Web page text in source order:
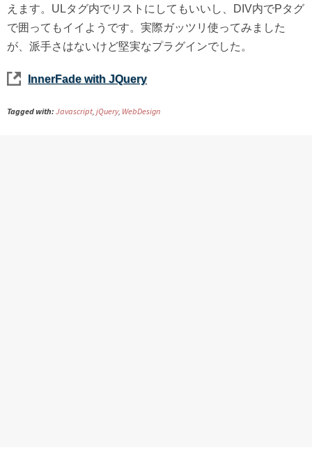
えます。ULタグ内でリストにしてもいいし、DIV内でPタグ
で囲ってもイイようです。実際ガッツリ使ってみました
が、派手さはないけど堅実なプラグインでした。
InnerFade with JQuery
Tagged with: Javascript, jQuery, WebDesign